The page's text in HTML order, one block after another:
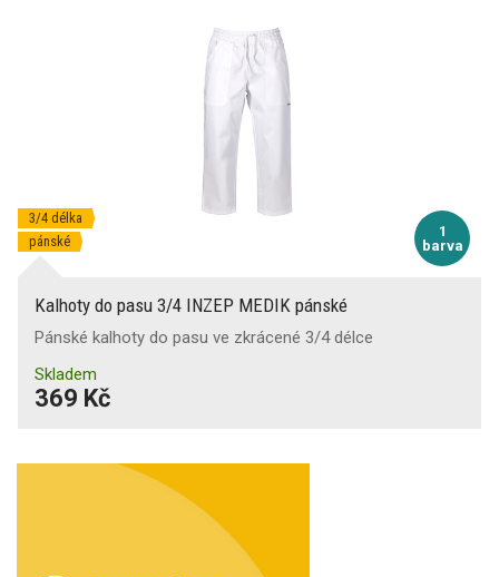
1
barva
3/4 délka
pánské
Kalhoty do pasu 3/4 INZEP MEDIK pánské
Pánské kalhoty do pasu ve zkrácené 3/4 délce
Skladem
369 Kč